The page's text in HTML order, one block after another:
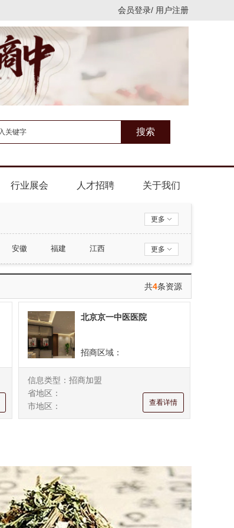
会员登录/ 用户注册
搜索
行业展会 人才招聘 关于我们
更多
安徽 福建
江西
陕西 甘肃
青海
更多
共4条资源
北京京一中医医院
招商区域：
信息类型：招商加盟
省地区：
市地区：
查看详情